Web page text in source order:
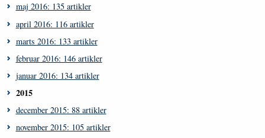
maj 2016: 135 artikler
april 2016: 116 artikler
marts 2016: 133 artikler
februar 2016: 146 artikler
januar 2016: 134 artikler
2015
december 2015: 88 artikler
november 2015: 105 artikler